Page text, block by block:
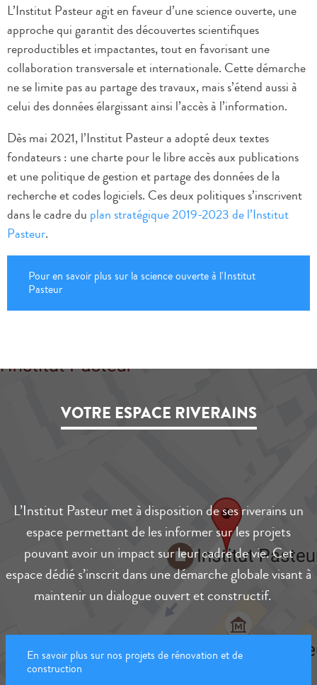
L’Institut Pasteur agit en faveur d’une science ouverte, une
approche qui garantit des découvertes scientifiques
reproductibles et impactantes, tout en favorisant une
collaboration transversale et internationale. Cette démarche
ne se limite pas au partage des travaux, mais s’étend aussi à
celui des données élargissant ainsi l’accès à l’information.
Dès mai 2021, l’Institut Pasteur a adopté deux textes
fondateurs : une charte pour le libre accès aux publications
et une politique de gestion et partage des données de la
recherche et codes logiciels. Ces deux politiques s’inscrivent
dans le cadre du plan stratégique 2019-2023 de l’Institut
Pasteur.
Pour en savoir plus sur la science ouverte à l'Institut
Pasteur
VOTRE ESPACE RIVERAINS
L’Institut Pasteur met à disposition de ses riverains un
espace permettant de les informer sur les projets
pouvant avoir un impact sur leur cadre de vie. Cet
espace dédié s’inscrit dans une démarche globale visant à
maintenir un dialogue ouvert et constructif.
En savoir plus sur nos projets de rénovation et de
construction